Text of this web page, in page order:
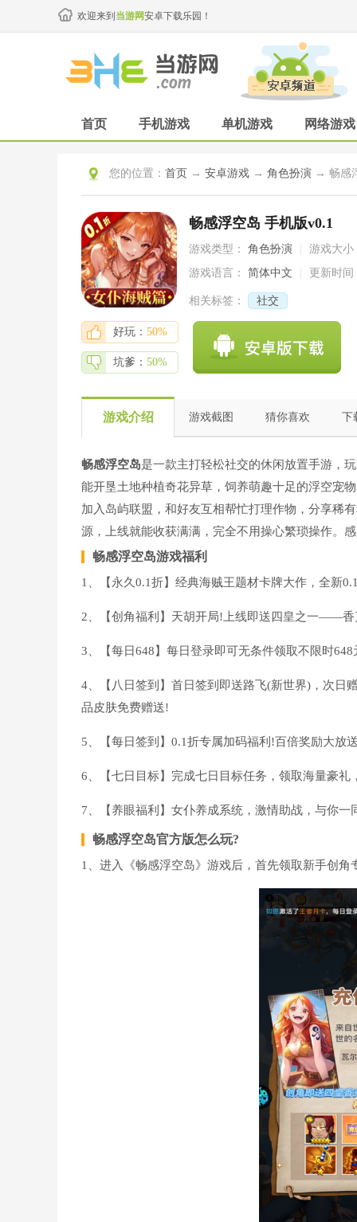
欢迎来到 当游网安卓下载乐园！
首页 手机游戏 单机游戏 网络游戏
您的位置： 首页 → 安卓游戏 → 角色扮演 → 畅感
畅感浮空岛 手机版v0.1
游戏类型： 角色扮演
游戏大小
游戏语言：
简体中文 更新时间
相关标签： 社交
好玩： 50%
坑爹： 50%
游戏介绍 游戏截图 猜你喜欢 下
畅感浮空岛是一款主打轻松社交的休闲放置手游，
能开垦土地种植奇花异草，饲养萌趣十足的浮空宠
加入岛屿联盟，和好友互相帮忙打理作物，分享稀
源，上线就能收获满满，完全不用操心繁琐操作。
畅感浮空岛游戏福利
1、【永久0.1折】经典海贼王题材卡牌大作，全新
2、【创角福利】天胡开局!上线即送四皇之一——
3、【每日648】每日登录即可无条件领取不限时
4、【八日签到】首日签到即送路飞(新世界)，次日
品皮肤免费赠送!
5、【每日签到】0.1折专属加码福利!百倍奖励大放
6、【七日目标】完成七日目标任务，领取海量豪礼
7、【养眼福利】女仆养成系统，激情助战，与你
畅感浮空岛官方版怎么玩?
1、进入《畅感浮空岛》游戏后，首先领取新手创角